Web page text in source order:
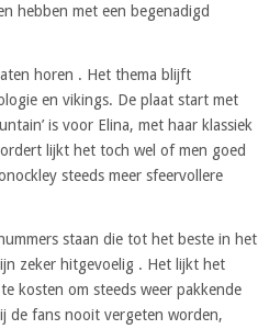
hebben met een begenadigd
horen . Het thema blijft
en vikings. De plaat start met
is voor Elina, met haar klassiek
lijkt het toch wel of men goed
steeds meer sfeervollere
staan die tot het beste in het
zeker hitgevoelig . Het lijkt het
kosten om steeds weer pakkende
de fans nooit vergeten worden,